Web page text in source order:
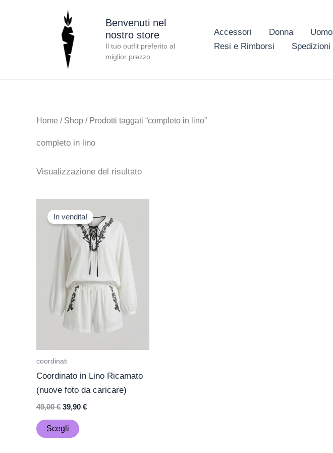
Benvenuti nel
nostro store
Il tuo outfit preferito al
miglior prezzo
Accessori Donna Uomo
Resi e Rimborsi
Spedizioni
Home / Shop / Prodotti taggati “completo in lino”
completo in lino
Visualizzazione del risultato
In vendita!
coordinati
Coordinato in Lino Ricamato
(nuove foto da caricare)
49,00€
prezzo
originale
era:
49,00 €.
39,90 €
prezzo
attuale
è:
39,90 €.
Scegli
prodotto
ha
più
varianti.
opzioni
possono
essere
scelte
del
prodotto